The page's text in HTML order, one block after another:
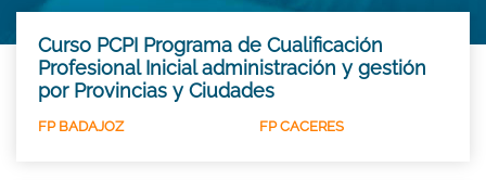
Curso PCPI Programa de Cualificación
Profesional Inicial administración y gestión
por Provincias y Ciudades
FP BADAJOZ FP CACERES